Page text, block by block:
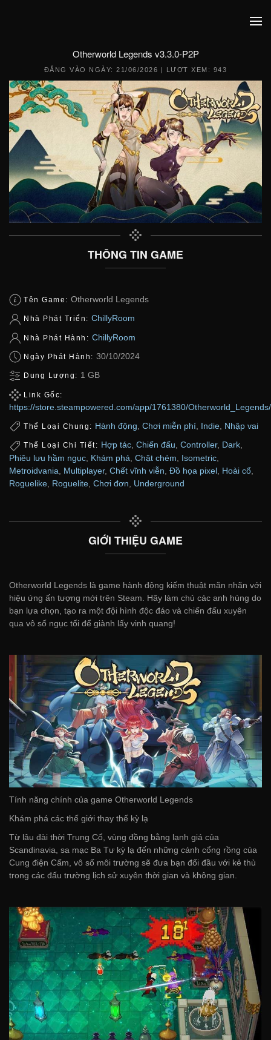
Otherworld Legends v3.3.0-P2P
ĐĂNG VÀO NGÀY:21/06/2026 | LƯỢT XEM: 943
THÔNG TIN GAME
Tên Game: Otherworld Legends
Nhà Phát Triển: ChillyRoom
Nhà Phát Hành: ChillyRoom
Ngày Phát Hành: 30/10/2024
Dung Lượng: 1 GB
Link Gốc:
https://store.steampowered.com/app/1761380/Otherworld_Legends/
Thể Loại Chung: Hành động Chơi miễn phí Indie Nhập vai
Thể Loại Chi Tiết: Hợp tác, Chiến đấu, Controller, Dark,
Phiêu lưu hầm ngục Khám phá Chặt chém Isometric
Metroidvania
Multiplayer, Chết vĩnh viễn Đồ họa pixel Hoài cổ
Roguelike Roguelite Chơi đơn Underground
GIỚI THIỆU GAME
Otherworld Legends là game hành động kiếm thuật mãn nhãn với
hiệu ứng ấn tượng mới trên Steam. Hãy làm chủ các anh hùng do
bạn lựa chọn, tạo ra một đội hình độc đáo và chiến đấu xuyên
qua vô số ngục tối để giành lấy vinh quang!
Tính năng chính của game Otherworld Legends
Khám phá các thế giới thay thế kỳ lạ
Từ lâu đài thời Trung Cổ, vùng đồng bằng lạnh giá của
Scandinavia, sa mạc Ba Tư kỳ lạ đến những cánh cổng rồng của
Cung điện Cấm, vô số môi trường sẽ đưa bạn đối đầu với kẻ thù
trong các đấu trường lịch sử xuyên thời gian và không gian.